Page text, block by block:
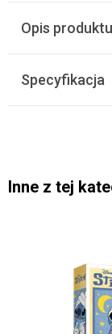
Opis produktu
Specyfikacja
Inne z tej